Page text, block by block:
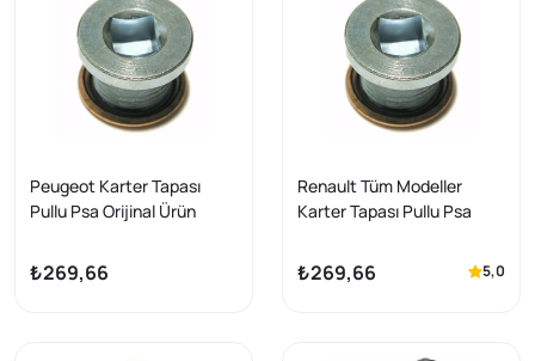
Peugeot Karter Tapası
Pullu Psa Orijinal Ürün
₺269,66
Renault Tüm Modeller
Karter Tapası Pullu Psa
₺269,66 5,0